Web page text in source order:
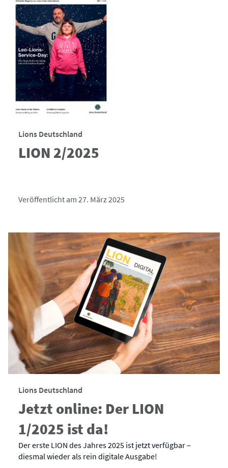
Lions Deutschland
LION 2/2025
Veröffentlicht am 27. März 2025
Lions Deutschland
Jetzt online: Der LION
1/2025 ist da!
Der erste LION des Jahres 2025 ist jetzt verfügbar –
diesmal wieder als rein digitale Ausgabe!